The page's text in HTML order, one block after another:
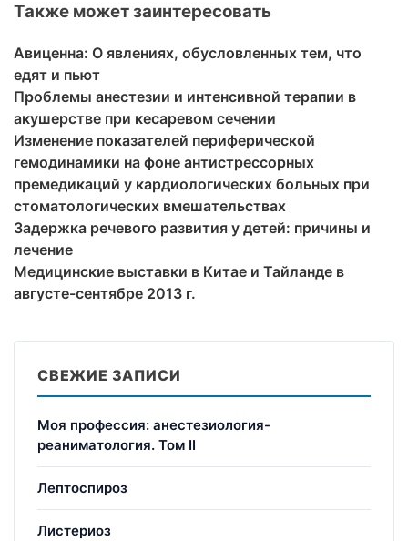
Также может заинтересовать
Авиценна: О явлениях, обусловленных тем, что
едят и пьют
Проблемы анестезии и интенсивной терапии в
акушерстве при кесаревом сечении
Изменение показателей периферической
гемодинамики на фоне антистрессорных
премедикаций у кардиологических больных при
стоматологических вмешательствах
Задержка речевого развития у детей: причины и
лечение
Медицинские выставки в Китае и Тайланде в
августе-сентябре 2013 г.
СВЕЖИЕ ЗАПИСИ
Моя профессия: анестезиология-
реаниматология. Том II
Лептоспироз
Листериоз